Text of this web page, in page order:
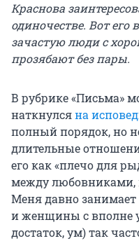
Краснова
одиночестве. Вот его
зачастую люди с
прозябают без пары.
В рубрике «Письма»
наткнулсяна
полный порядок, но
длительные
его как «плечо для
между любовниками,
Меня давно
и женщины с вполне
достаток, ум) так